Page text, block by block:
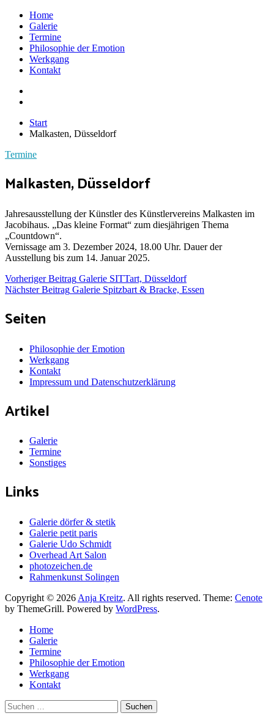
Home
Galerie
Termine
Philosophie der Emotion
Werkgang
Kontakt
Start
Malkasten, Düsseldorf
Termine
Malkasten, Düsseldorf
Jahresausstellung der Künstler des Künstlervereins Malkasten im
Jacobihaus. „Das kleine Format“ zum diesjährigen Thema
„Countdown“.
Vernissage am 3. Dezember 2024, 18.00 Uhr. Dauer der
Ausstellung bis zum 14. Januar 2025.
Beitragsnavigation
Vorheriger Beitrag Galerie SITTart, Düsseldorf
Nächster Beitrag Galerie Spitzbart & Bracke, Essen
Seiten
Philosophie der Emotion
Werkgang
Kontakt
Impressum und Datenschutzerklärung
Artikel
Galerie
Termine
Sonstiges
Links
Galerie dörfer & stetik
Galerie petit paris
Galerie Udo Schmidt
Overhead Art Salon
photozeichen.de
Rahmenkunst Solingen
Copyright © 2026 Anja Kreitz. All rights reserved. Theme: Cenote
by ThemeGrill. Powered by WordPress.
Home
Galerie
Termine
Philosophie der Emotion
Werkgang
Kontakt
Suchen
nach: